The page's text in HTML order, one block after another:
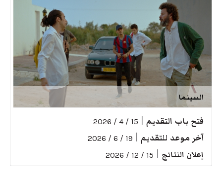
السينما
فتح باب التقديم 15 / 4 / 2026
آخر موعد للتقديم 19 / 6 / 2026
إعلان النتائج 15 / 12 / 2026